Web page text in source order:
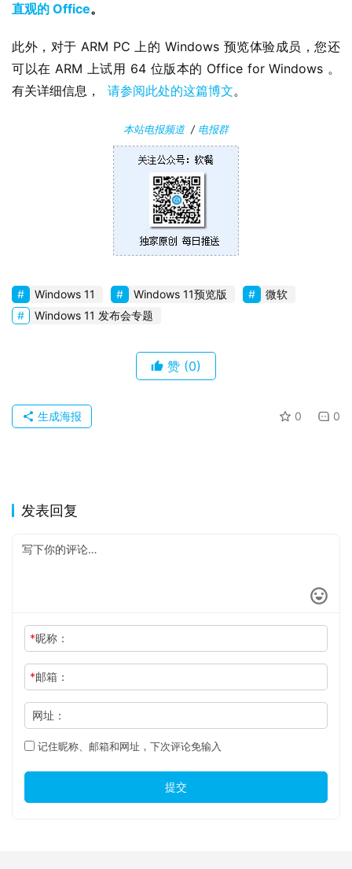
直观的 Office。
此外，对于 ARM PC 上的 Windows 预览体验成员，您还
可以在 ARM 上试用 64 位版本的 Office for Windows 。
有关详细信息， 请参阅此处的这篇博文。
本站电报频道/ 电报群
Windows 11 Windows 11预览版
微软
Windows 11 发布会专题
赞 (0)
0 0
生成海报
发表回复
*昵称：
*邮箱：
网址：
记住昵称、邮箱和网址，下次评论免输入
提交